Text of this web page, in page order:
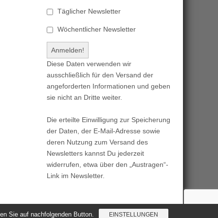
Täglicher Newsletter
Wöchentlicher Newsletter
Diese Daten verwenden wir
ausschließlich für den Versand der
angeforderten Informationen und geben
sie nicht an Dritte weiter.
Die erteilte Einwilligung zur Speicherung
der Daten, der E-Mail-Adresse sowie
deren Nutzung zum Versand des
Newsletters kannst Du jederzeit
widerrufen, etwa über den „Austragen“-
Link im Newsletter.
Sie auf nachfolgenden Button. EINSTELLUNGEN